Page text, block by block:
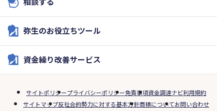
弥生のお役立ちツール
資金繰り改善サービス
サイトポリシープライバシーポリシー免責事項資金調達ナビ利用規約
サイトマップ反社会的勢力に対する基本方針商標についてお問い合わせ